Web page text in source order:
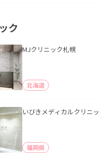
ク
MJクリニック札幌
北海道
いびきメディカルクリニ
福岡県